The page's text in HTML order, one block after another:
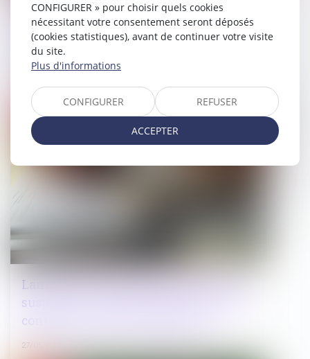
Nullités de procédure : la Cour de
cassation exige une désignation
précise des actes contestés
29/05/2026
Lancement de la plateforme des IBAN
suspects : un nouvel outil-clé de lutte
contre la fraude aux paiements
27/05/2026
Droit pénal
CONFIGURER » pour choisir quels cookies
nécessitant votre consentement seront déposés
(cookies statistiques), avant de continuer votre visite
du site.
Plus d'informations
CONFIGURER REFUSER
ACCEPTER